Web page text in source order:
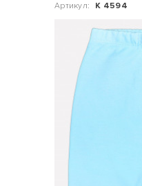
Артикул: К 4594